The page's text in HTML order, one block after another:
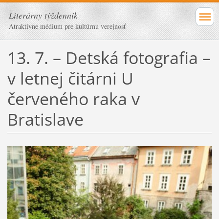
Literárny týždenník
Atraktívne médium pre kultúrnu verejnosť
13. 7. – Detská fotografia –
v letnej čitárni U
červeného raka v
Bratislave